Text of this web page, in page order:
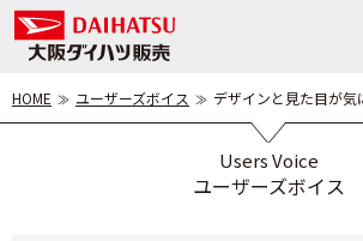
HOME ユーザーズボイス デザインと見た目が気
Users Voice
ユーザーズボイス